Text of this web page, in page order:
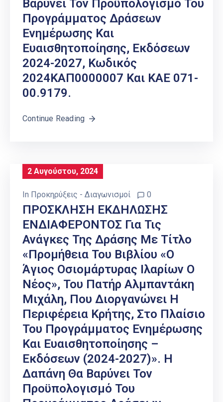
Βαρύνει Τον Προϋπολογισμό Του
Προγράμματος Δράσεων
Ενημέρωσης Και
Ευαισθητοποίησης, Εκδόσεων
2024-2027, Κωδικός
2024ΚΑΠ0000007 Και ΚΑΕ 071-
00.9179.
Continue Reading
2 Αυγούστου, 2024
In Προκηρύξεις - Διαγωνισμοί 0
ΠΡΟΣΚΛΗΣΗ ΕΚΔΗΛΩΣΗΣ
ΕΝΔΙΑΦΕΡΟΝΤΟΣ Για Τις
Ανάγκες Της Δράσης Με Τίτλο
«Προμήθεια Του Βιβλίου «Ο
Άγιος Οσιομάρτυρας Ιλαρίων Ο
Νέος», Του Πατήρ Αλμπαντάκη
Μιχάλη, Που Διοργανώνει Η
Περιφέρεια Κρήτης, Στο Πλαίσιο
Του Προγράμματος Ενημέρωσης
Και Ευαισθητοποίησης –
Εκδόσεων (2024-2027)». Η
Δαπάνη Θα Βαρύνει Τον
Προϋπολογισμό Του